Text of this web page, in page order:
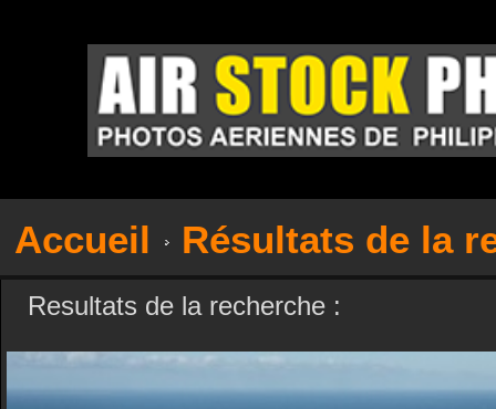
Accueil Résultats de la
Resultats de la recherche :